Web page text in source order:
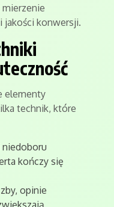
konwersji.
elementy
technik, które
kończy się
opinie